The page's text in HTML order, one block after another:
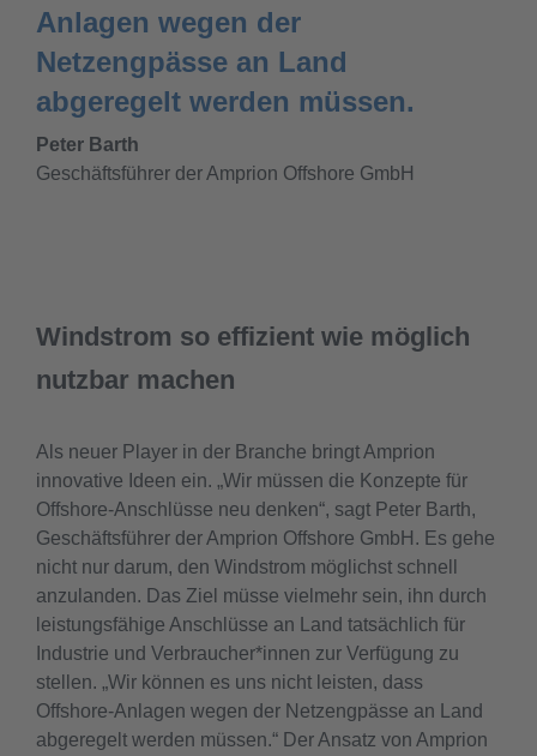
Anlagen wegen der
Netzengpässe an Land
abgeregelt werden müssen.
Peter Barth
Geschäftsführer der Amprion Offshore GmbH
Windstrom so effizient wie möglich
nutzbar machen
Als neuer Player in der Branche bringt Amprion
innovative Ideen ein. „Wir müssen die Konzepte für
Offshore-Anschlüsse neu denken“, sagt Peter Barth,
Geschäftsführer der Amprion Offshore GmbH. Es gehe
nicht nur darum, den Windstrom möglichst schnell
anzulanden. Das Ziel müsse vielmehr sein, ihn durch
leistungsfähige Anschlüsse an Land tatsächlich für
Industrie und Verbraucher*innen zur Verfügung zu
stellen. „Wir können es uns nicht leisten, dass
Offshore-Anlagen wegen der Netzengpässe an Land
abgeregelt werden müssen.“ Der Ansatz von Amprion